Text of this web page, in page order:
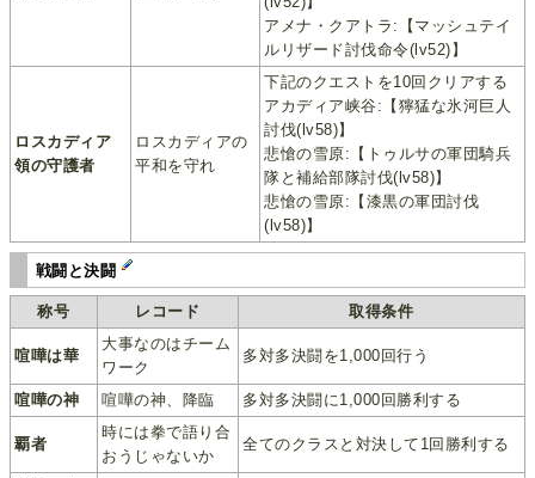
アメナ・クアトラ:【マッシュテイ
ルリザード討伐命令(lv52)】
ロスカディア
領の守護者
ロスカディアの
平和を守れ
下記のクエストを10回クリアする
アカディア峡谷:【獰猛な氷河巨人
討伐(lv58)】
悲愴の雪原:【トゥルサの軍団騎兵
隊と補給部隊討伐(lv58)】
悲愴の雪原:【漆黒の軍団討伐
(lv58)】
戦闘と決闘
称号 レコード 取得条件
喧嘩は華
大事なのはチーム
ワーク
多対多決闘を1,000回行う
喧嘩の神 喧嘩の神、降臨 多対多決闘に1,000回勝利する
覇者
時には拳で語り合
おうじゃないか
全てのクラスと対決して1回勝利する